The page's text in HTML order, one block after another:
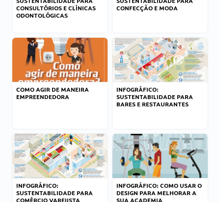
CONSULTÓRIOS E CLÍNICAS
ODONTOLÓGICAS
CONFECÇÃO E MODA
COMO AGIR DE MANEIRA
EMPREENDEDORA
INFOGRÁFICO:
SUSTENTABILIDADE PARA
BARES E RESTAURANTES
INFOGRÁFICO:
SUSTENTABILIDADE PARA
INFOGRÁFICO: COMO USAR O
DESIGN PARA MELHORAR A